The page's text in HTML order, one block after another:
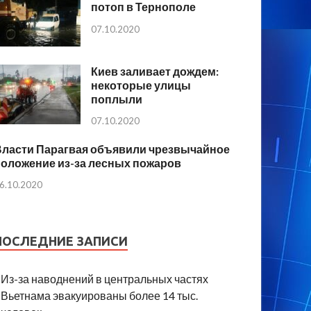
потоп в Тернополе
07.10.2020
Киев заливает дождем:
некоторые улицы
поплыли
07.10.2020
Парагвая объявили чрезвычайное
из-за лесных пожаров
ЗАПИСИ
Из-за наводнений в центральных частях
Вьетнама эвакуированы более 14 тыс.